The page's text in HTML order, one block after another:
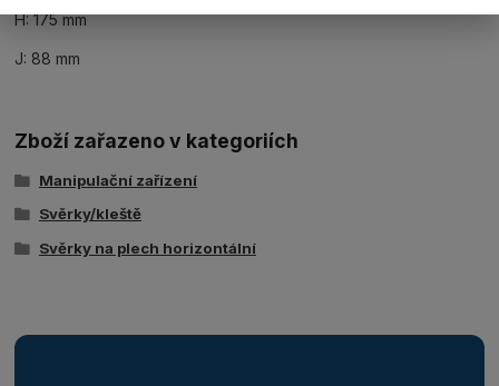
H: 175 mm
J: 88 mm
Zboží zařazeno v kategoriích
Manipulační zařízení
Svěrky/kleště
Svěrky na plech horizontální